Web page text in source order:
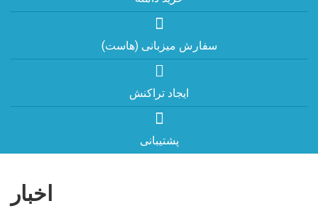
سفارش میزبانی (هاست)
ایجاد تراکنش
پشتیبانی
اخبار